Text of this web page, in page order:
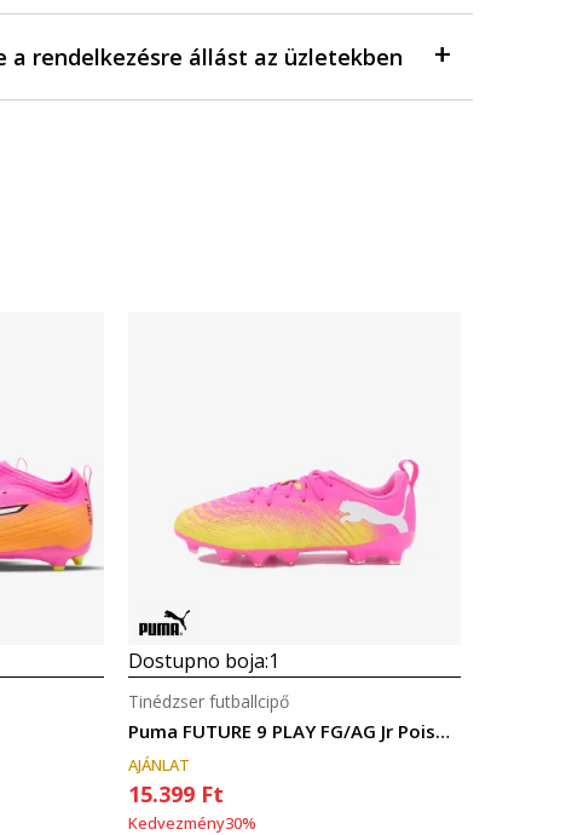
a rendelkezésre állást az üzletekben
Dostupno boja:1
Puma FUTURE 9 PLAY FG/AG Jr Poison Pink-Sun S
Tinédzser futballcipő
AJÁNLAT
15.399 Ft
Kedvezmény30%